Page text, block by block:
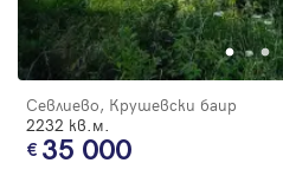
Севлиево, Крушевски баир
2232 кв.м.
35 000